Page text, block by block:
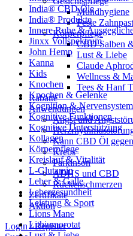
Mundhygiene
Feste
Körperpflege
CBD Salben
Lust & Liebe
Claude
Wellness &
Tees & Hanf
Rabatte
Anwendungen
Angst und
Kann CBD Öl
Krebs
Parkinson
ADHS und CBD
Rückenschmerzen
Zertifikate
Aktion
Login / Register
India® CBD Öle
India® Produkte
Innere Ruhe &
Jinxx Vollspektrum
John Hemp
Kanna
Kids
Knochen
Knochen & Gelenke
Kognition & Nervensystem
Kognitive Funktionen
Kognitive Unterstützung
Kollagen
Körperpflege
Kreislauf & Vitalität
L-Glutamin
Leber & Galle
Lebergesundheit
Leistung & Sport
Lions Mane
Lithiumorotat